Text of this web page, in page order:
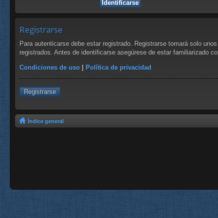
Registrarse
Para autenticarse debe estar registrado. Registrarse tomará solo
registrados. Antes de identificarse asegúrese de estar familiarizado
Condiciones de uso | Política de privacidad
Registrarse
Índice general